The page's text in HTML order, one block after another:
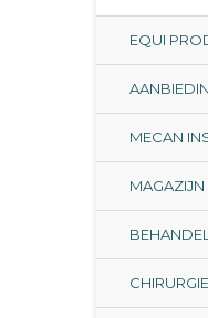
EQUI
MECAN
CHIRURGIE